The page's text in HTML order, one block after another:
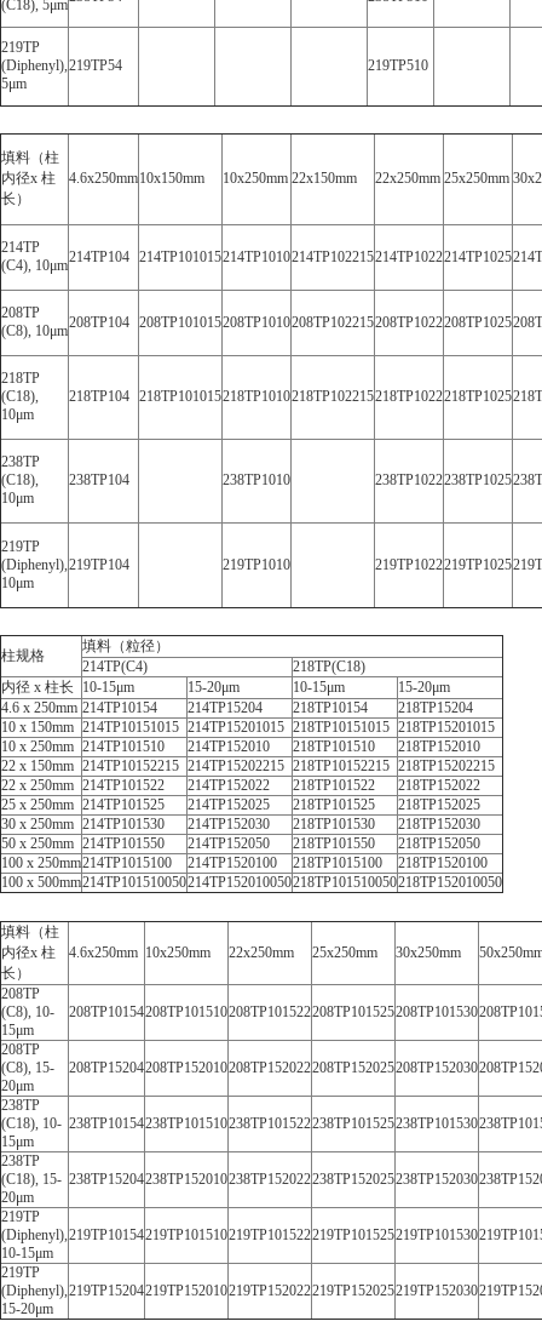
(C18), 5μm
219TP
(Diphenyl),
5μm
219TP54 219TP510
填料（柱
内径x 柱
长）
4.6x250mm10x150mm 10x250mm 22x150mm 22x250mm 25x250mm
214TP
(C4), 10μm214TP104 214TP101015214TP1010214TP102215214TP1022214TP1025
208TP
(C8), 10μm208TP104 208TP101015208TP1010208TP102215208TP1022208TP1025
218TP
(C18),
10μm
218TP104 218TP101015218TP1010218TP102215218TP1022218TP1025
238TP
(C18),
10μm
238TP104 238TP1010 238TP1022238TP1025
219TP
(Diphenyl),
10μm
219TP104 219TP1010 219TP1022219TP1025
柱规格
填料（粒径）
214TP(C4)
218TP(C18)
内径 x 柱长
10-15μm 15-20μm 10-15μm
15-20μm
4.6 x 250mm 214TP10154 214TP15204 218TP10154
218TP15204
10 x 150mm 214TP10151015 214TP15201015 218TP10151015 218TP15201015
10 x 250mm 214TP101510 214TP152010 218TP101510
218TP152010
22 x 150mm 214TP10152215 214TP15202215 218TP10152215 218TP15202215
22 x 250mm 214TP101522 214TP152022 218TP101522
218TP152022
25 x 250mm 214TP101525 214TP152025 218TP101525
218TP152025
30 x 250mm 214TP101530 214TP152030 218TP101530
218TP152030
50 x 250mm 214TP101550 214TP152050 218TP101550
218TP152050
100 x 250mm214TP1015100 214TP1520100 218TP1015100
218TP1520100
100 x 500mm214TP101510050214TP152010050218TP101510050218TP152010050
填料（柱
内径x 柱
长）
4.6x250mm 10x250mm 22x250mm 25x250mm 30x250mm
208TP
(C8), 10-
15μm
208TP10154208TP101510208TP101522208TP101525208TP101530
208TP
(C8), 15-
20μm
208TP15204208TP152010208TP152022208TP152025208TP152030
238TP
(C18), 10-
15μm
238TP10154238TP101510238TP101522238TP101525238TP101530
238TP
(C18), 15-
20μm
238TP15204238TP152010238TP152022238TP152025238TP152030
219TP
(Diphenyl),
10-15μm
219TP10154219TP101510219TP101522219TP101525219TP101530
219TP
(Diphenyl),
15-20μm
219TP15204219TP152010219TP152022219TP152025219TP152030